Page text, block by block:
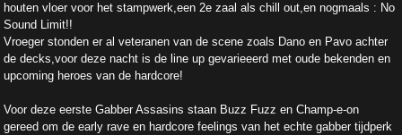
houten vloer voor het stampwerk,een 2e zaal als chill out,en nogmaals : No
Sound Limit!!
Vroeger stonden er al veteranen van de scene zoals Dano en Pavo achter
de decks,voor deze nacht is de line up gevarieeerd met oude bekenden en
upcoming heroes van de hardcore!
Voor deze eerste Gabber Assasins staan Buzz Fuzz en Champ-e-on
gereed om de early rave en hardcore feelings van het echte gabber tijdperk